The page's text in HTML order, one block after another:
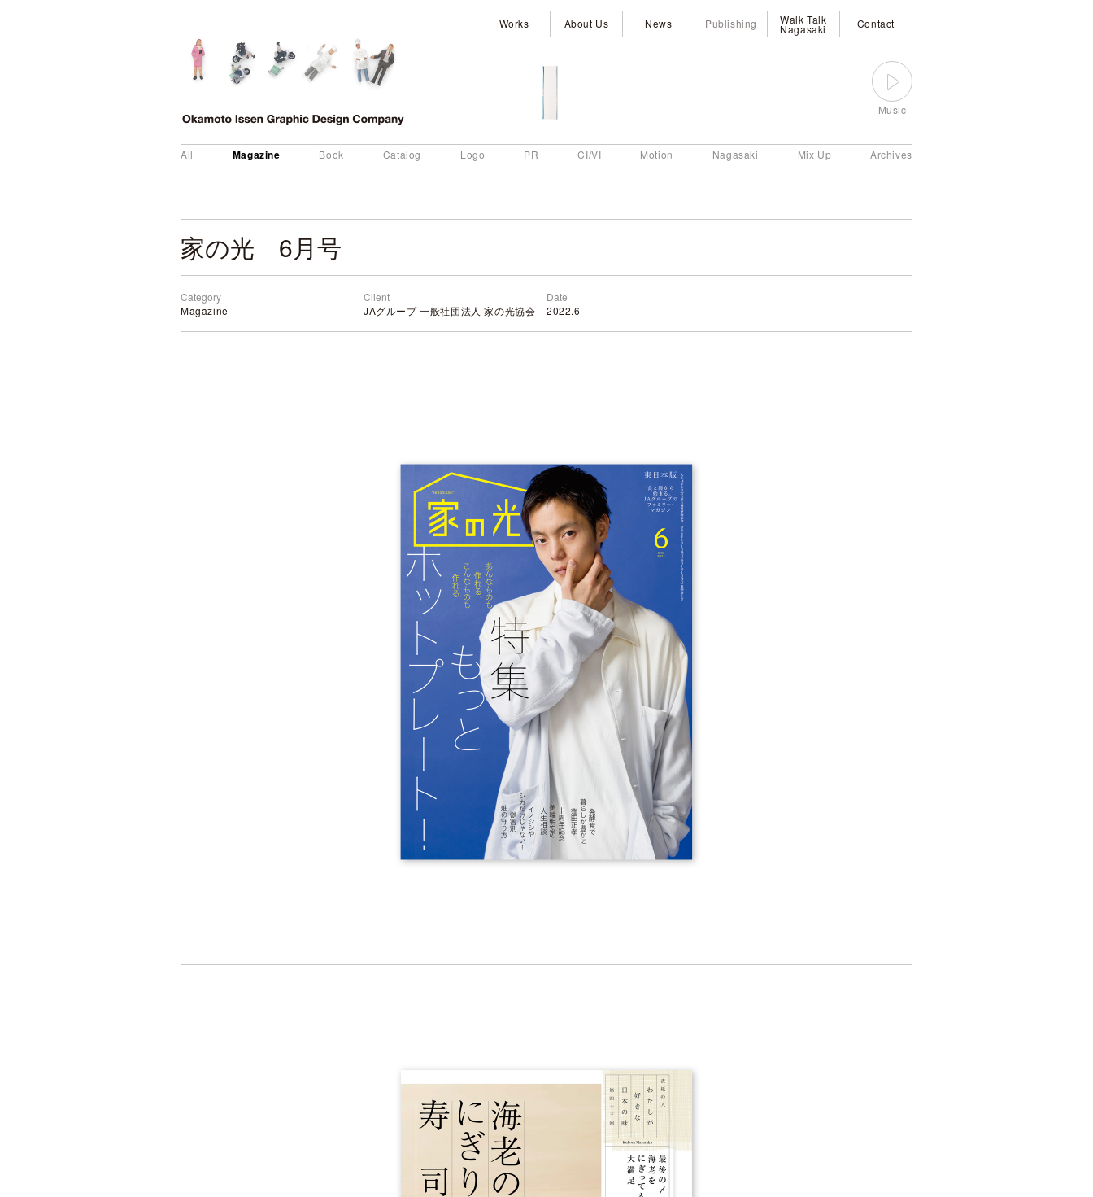
Works About Us News Publishing Walk Talk
Nagasaki Contact
Music
All Magazine Book Catalog Logo PR CI/VI Motion Nagasaki Mix Up Archives
家の光 6月号
Category
Magazine
Client
JAグループ 一般社団法人 家の光協会
Date
2022.6